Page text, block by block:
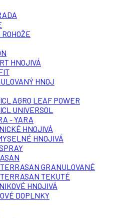
HNOJIVÁ
HNOJ
ICL AGRO LEAF POWER
ICL UNIVERSOL
- YARA
HNOJIVÁ
HNOJIVÁ
TERRASAN GRANULOVANÉ
TERRASAN TEKUTÉ
HNOJIVÁ
DOPLNKY